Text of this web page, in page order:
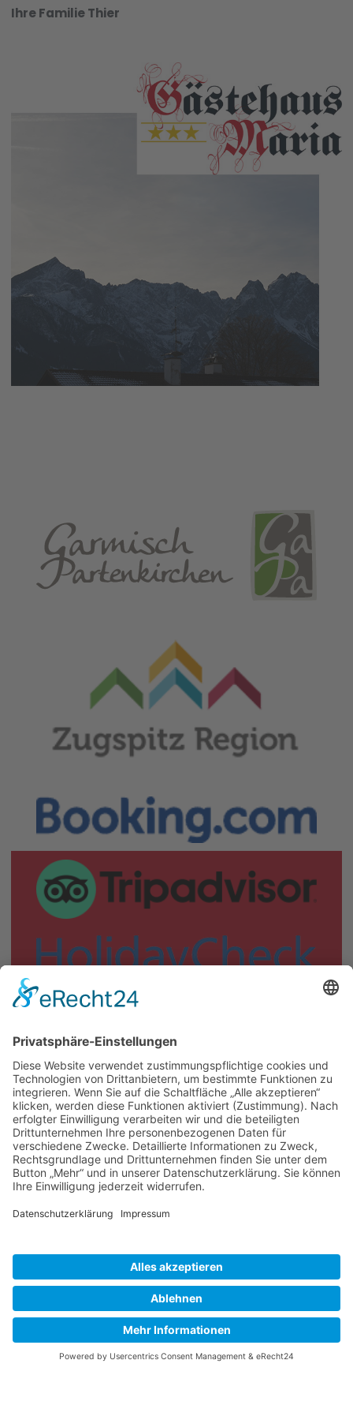
Ihre Familie Thier
Impressum
Kontakt
Datenschutzbestimmungen
Cookie-Einstellungen
Konzeption, Design & Umsetzung beiMTS Omnii.de - Digital- &
Werbeagentur